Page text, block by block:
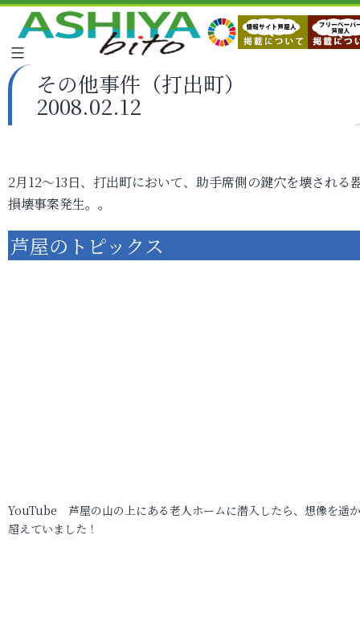
その他事件（打出町）
2008.02.12
2月12～13日、打出町において、助手席側の鍵穴を壊される
損壊事案発生。。
芦屋のトピックス
YouTube 芦屋の山の上にある老人ホームに潜入したら、想像を遥
超えていました！